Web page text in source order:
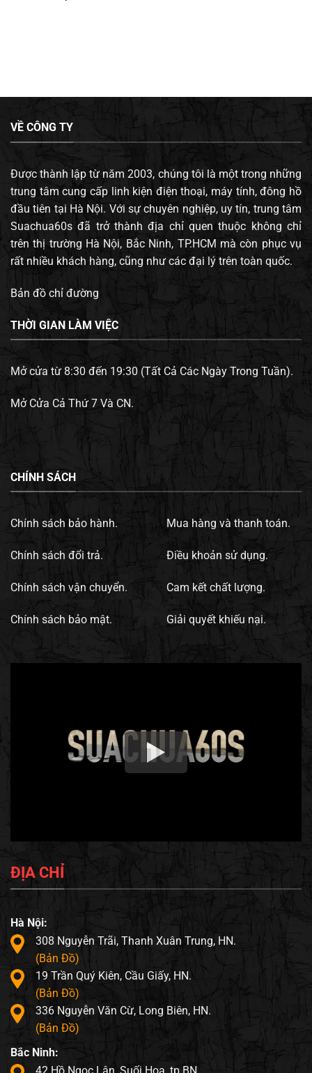
VỀ CÔNG TY
Được thành lập từ năm 2003, chúng tôi là một trong những
trung tâm cung cấp linh kiện điện thoại, máy tính, đông hồ
đầu tiên tại Hà Nội. Với sự chuyên nghiệp, uy tín, trung tâm
Suachua60s đã trở thành địa chỉ quen thuộc không chỉ
trên thị trường Hà Nội, Bắc Ninh, TP.HCM mà còn phục vụ
rất nhiều khách hàng, cũng như các đại lý trên toàn quốc.
Bản đồ chỉ đường
THỜI GIAN LÀM VIỆC
Mở cửa từ 8:30 đến 19:30 (Tất Cả Các Ngày Trong Tuần).
Mở Cửa Cả Thứ 7 Và CN.
CHÍNH SÁCH
Chính sách bảo hành.
Chính sách đổi trả.
Chính sách vận chuyển.
Chính sách bảo mật.
Mua hàng và thanh toán.
Điều khoản sử dụng.
Cam kết chất lượng.
Giải quyết khiếu nại.
ĐỊA CHỈ
Hà Nội:
308 Nguyễn Trãi, Thanh Xuân Trung, HN.
(Bản Đồ)
19 Trần Quý Kiên, Cầu Giấy, HN.
(Bản Đồ)
336 Nguyễn Văn Cừ, Long Biên, HN.
(Bản Đồ)
Bắc Ninh:
42 Hồ Ngọc Lân, Suối Hoa, tp BN.